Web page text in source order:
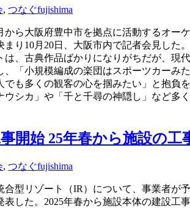
,つなぐfujishima
から大阪府豊中市を拠点に活動するオー
り10月20日、大阪市内で記者会見した。
、古典作品ばかりになりがちだが、現
「小規模編成の楽団はスポーツカーみ
も多くの観客の心を掴みたい」と抱負
シカ」や「千と千尋の神隠し」など多
開始 25年春から施設の工
,つなぐfujishima
合型リゾート（IR）について、事業者が
した。2025年春から施設本体の建設工